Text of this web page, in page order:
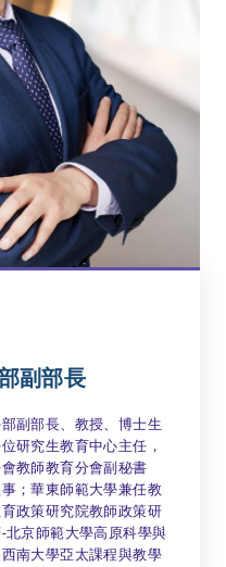
副部長
副部長、教授、博士生
研究生教育中心主任，
教師教育分會副秘書
；華東師範大學兼任教
政策研究院教師政策研
北京師範大學高原科學與
南大學亞太課程與教學